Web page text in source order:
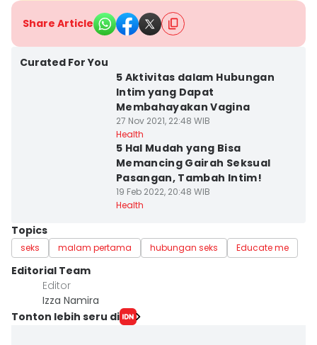
Share Article
Curated For You
5 Aktivitas dalam Hubungan
Intim yang Dapat
Membahayakan Vagina
27 Nov 2021, 22:48 WIB
Health
5 Hal Mudah yang Bisa
Memancing Gairah Seksual
Pasangan, Tambah Intim!
19 Feb 2022, 20:48 WIB
Health
Topics
seks malam pertama hubungan seks Educate me
Editorial Team
Editor
Izza Namira
Tonton lebih seru di